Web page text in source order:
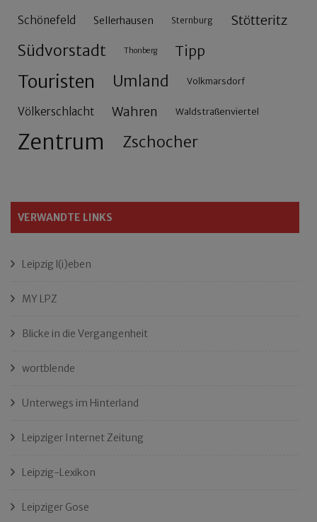
Schönefeld Sellerhausen Sternburg Stötteritz
Südvorstadt Thonberg Tipp
Touristen Umland Volkmarsdorf
Völkerschlacht Wahren Waldstraßenviertel
Zentrum Zschocher
VERWANDTE LINKS
Leipzig l(i)eben
MY LPZ
Blicke in die Vergangenheit
wortblende
Unterwegs im Hinterland
Leipziger Internet Zeitung
Leipzig-Lexikon
Leipziger Gose